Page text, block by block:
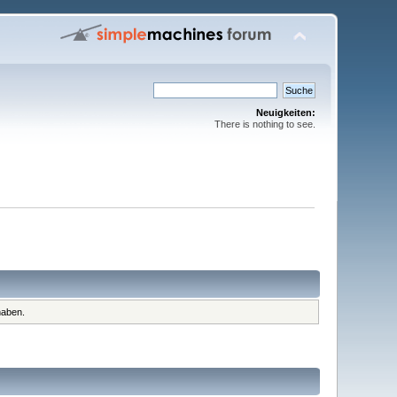
Neuigkeiten:
There is nothing to see.